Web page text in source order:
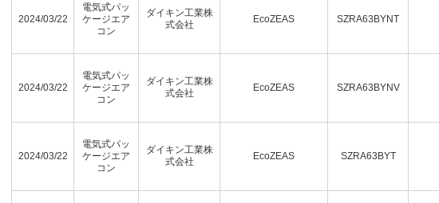
2024/03/22
電気式パッ
ケージエア
コン
ダイキン工業株
式会社
EcoZEAS SZRA63BYNT
2024/03/22
電気式パッ
ケージエア
コン
ダイキン工業株
式会社
EcoZEAS SZRA63BYNV
2024/03/22
電気式パッ
ケージエア
コン
ダイキン工業株
式会社
EcoZEAS SZRA63BYT